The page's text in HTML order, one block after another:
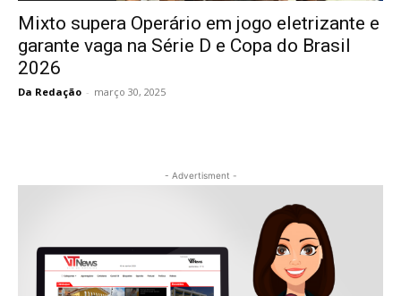
Mixto supera Operário em jogo eletrizante e
garante vaga na Série D e Copa do Brasil
2026
Da Redação - março 30, 2025
- Advertisment -